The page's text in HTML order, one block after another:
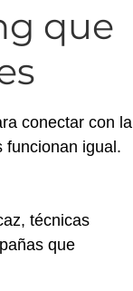
que
conectar con la
funcionan igual.
técnicas
que